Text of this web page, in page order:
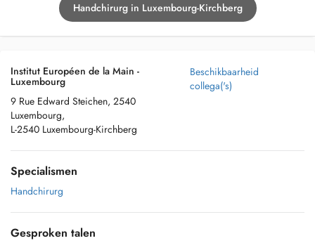
Handchirurg in Luxembourg-Kirchberg
Institut Européen de la Main -
Luxembourg
9 Rue Edward Steichen, 2540
Luxembourg,
L-2540 Luxembourg-Kirchberg
Beschikbaarheid
collega('s)
Specialismen
Handchirurg
Gesproken talen